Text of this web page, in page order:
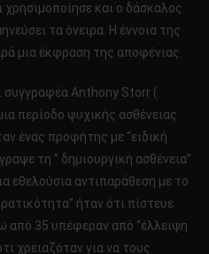
χρησιμοποίησε και ο δάσκαλος
τα όνειρα. Η έννοια της
μια έκφραση της αποφένιας.
συγγραφέα Anthony Storr (
περίοδο ψυχικής ασθένειας
ένας προφήτης με “ειδική
τη ” δημιουργική ασθένεια”
εθελούσια αντιπαράθεση με το
ήταν ότι πίστευε
από 35 υπέφεραν από “έλλειψη
χρειαζόταν για να τους